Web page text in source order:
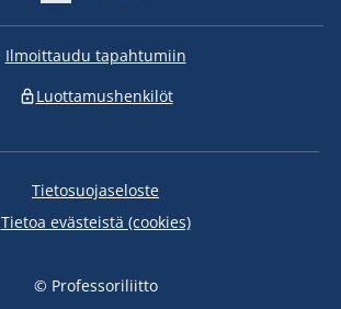
Ilmoittaudu tapahtumiin
Luottamushenkilöt
© Professoriliitto
Tietosuojaseloste
Tietoa evästeistä (cookies)